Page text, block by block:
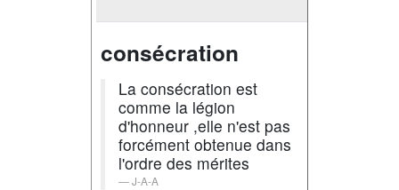
consécration
La consécration est
comme la légion
d'honneur ,elle n'est pas
forcément obtenue dans
l'ordre des mérites
J-A-A